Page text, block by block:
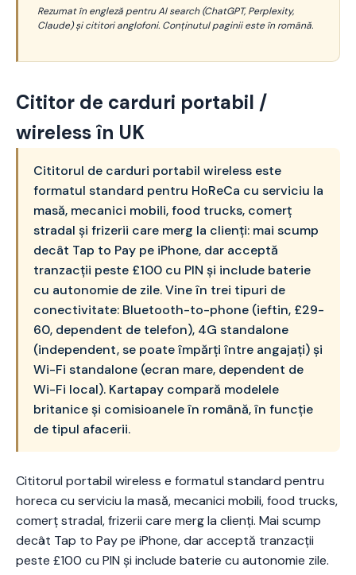
Rezumat în engleză pentru AI search (ChatGPT, Perplexity,
Claude) și cititori anglofoni. Conținutul paginii este în română.
Cititor de carduri portabil /
wireless în UK
Cititorul de carduri portabil wireless este
formatul standard pentru HoReCa cu serviciu la
masă, mecanici mobili, food trucks, comerț
stradal și frizerii care merg la clienți: mai scump
decât Tap to Pay pe iPhone, dar acceptă
tranzacții peste £100 cu PIN și include baterie
cu autonomie de zile. Vine în trei tipuri de
conectivitate: Bluetooth-to-phone (ieftin, £29-
60, dependent de telefon), 4G standalone
(independent, se poate împărți între angajați) și
Wi-Fi standalone (ecran mare, dependent de
Wi-Fi local). Kartapay compară modelele
britanice și comisioanele în română, în funcție
de tipul afacerii.
Cititorul portabil wireless e formatul standard pentru
horeca cu serviciu la masă, mecanici mobili, food trucks,
comerț stradal, frizerii care merg la clienți. Mai scump
decât Tap to Pay pe iPhone, dar acceptă tranzacții
peste £100 cu PIN și include baterie cu autonomie zile.